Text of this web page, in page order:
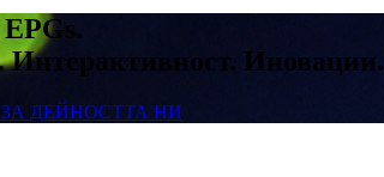
Иновации.
ДЕЙНОСТТА НИ